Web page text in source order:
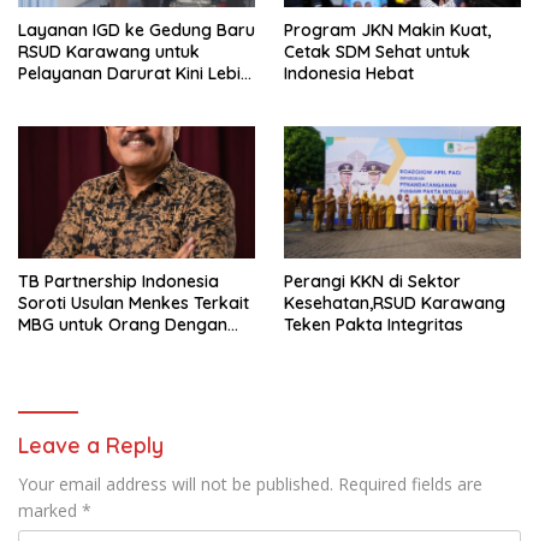
Layanan IGD ke Gedung Baru
RSUD Karawang untuk
Pelayanan Darurat Kini Lebih
Program JKN Makin Kuat,
Cetak SDM Sehat untuk
Indonesia Hebat
TB Partnership Indonesia
Soroti Usulan Menkes Terkait
MBG untuk Orang Dengan
Perangi KKN di Sektor
Kesehatan,RSUD Karawang
Teken Pakta Integritas
Leave a Reply
Your email address will not be published. Required fields are
marked *